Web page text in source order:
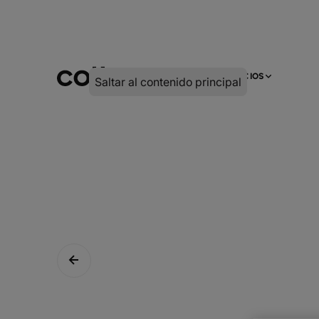
Saltar al contenido principal
INFRA DIGITAL SERVICIOS